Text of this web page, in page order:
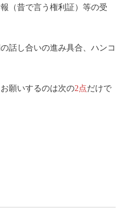
（昔で言う権利証）等の受
話し合いの進み具合、ハンコ
願いするのは次の2点だけで